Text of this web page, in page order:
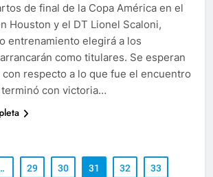
de final de la Copa América en el
Houston y el DT Lionel Scaloni,
entrenamiento elegirá a los
como titulares. Se esperan
respecto a lo que fue el encuentro
con victoria…
29 30 31 32 33